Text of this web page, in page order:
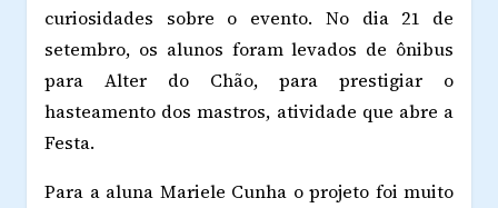
curiosidades sobre o evento. No dia 21 de
setembro, os alunos foram levados de ônibus
para Alter do Chão, para prestigiar o
hasteamento dos mastros, atividade que abre a
Festa.
Para a aluna Mariele Cunha o projeto foi muito